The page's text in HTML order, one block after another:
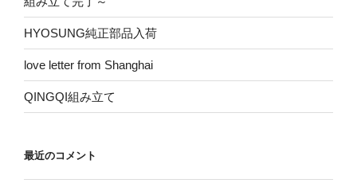
HYOSUNG純正部品入荷
love letter from Shanghai
QINGQI組み立て
最近のコメント